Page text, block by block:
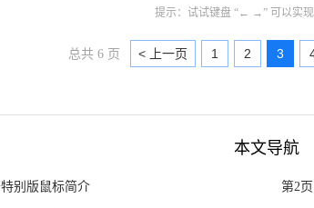
提示：试试键盘 “← →” 可以实
总共 6 页 < 上一页 1 2 3
本文导航
特别版鼠标简介 第2